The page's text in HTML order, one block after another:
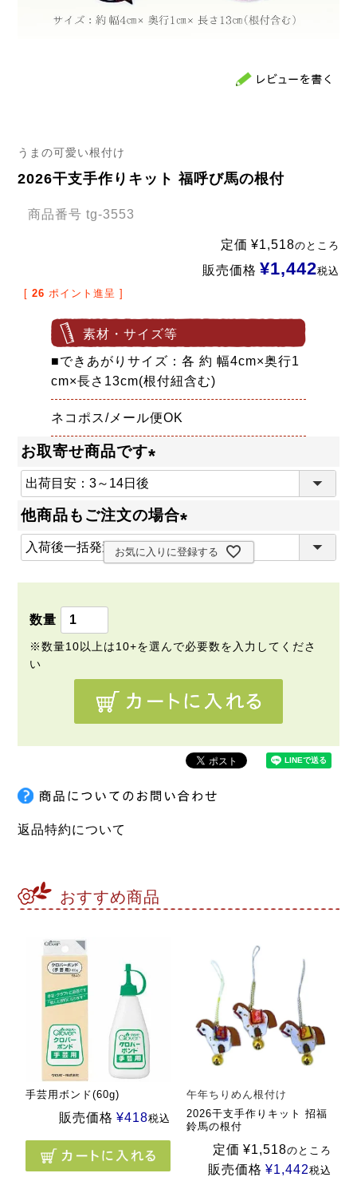
うまの可愛い根付け
2026干支手作りキット 福呼び馬の根付
商品番号 tg-3553
定価 ¥1,518のところ
販売価格 ¥1,442税込
[ 26 ポイント進呈 ]
素材・サイズ等
■できあがりサイズ：各 約 幅4cm×奥行1
cm×長さ13cm(根付紐含む)
ネコポス/メール便OK
お取寄せ商品です
(
必
)
他商品もご注文の場合
(
お気に入りに登録する
返品特約について
おすすめ商品
手芸用ボンド(60g)
販売価格 ¥418税込
午年ちりめん根付け
2026干支手作りキット 招福
鈴馬の根付
定価 ¥1,518のところ
販売価格 ¥1,442税込